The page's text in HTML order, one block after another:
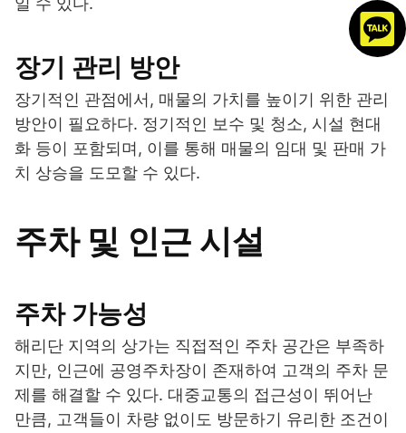
장기 관리 방안
장기적인 관점에서, 매물의 가치를 높이기 위한 관리
방안이 필요하다. 정기적인 보수 및 청소, 시설 현대
화 등이 포함되며, 이를 통해 매물의 임대 및 판매 가
치 상승을 도모할 수 있다.
주차 및 인근 시설
주차 가능성
해리단 지역의 상가는 직접적인 주차 공간은 부족하
지만, 인근에 공영주차장이 존재하여 고객의 주차 문
제를 해결할 수 있다. 대중교통의 접근성이 뛰어난
만큼, 고객들이 차량 없이도 방문하기 유리한 조건이